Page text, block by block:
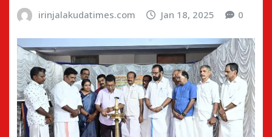
irinjalakudatimes.com Jan 18, 2025 0